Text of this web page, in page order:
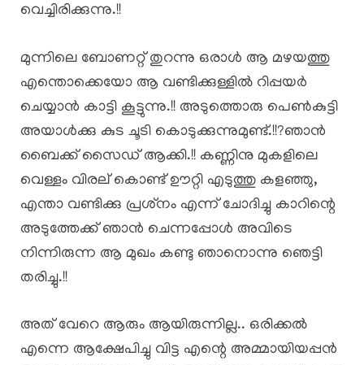
വെച്ചിരിക്കുന്നു.!!
മുന്നിലെ ബോണറ്റ് തുറന്നു ഒരാൾ ആ മഴയത്തു
എന്തൊക്കെയോ ആ വണ്ടിക്കുള്ളിൽ റിപ്പയർ
ചെയ്യാൻ കാട്ടി കൂട്ടുന്നു.!! അടുത്തൊരു പെൺകുട്ടി
അയാൾക്കു കുട ചൂടി കൊടുക്കുന്നുമുണ്ട്.!!?ഞാൻ
ബൈക്ക് സൈഡ് ആക്കി.!! കണ്ണിനു മുകളിലെ
വെള്ളം വിരല് കൊണ്ട് ഊറ്റി എടുത്തു കളഞ്ഞു,
എന്താ വണ്ടിക്കു പ്രശ്‌നം എന്ന് ചോദിച്ചു കാറിന്റെ
അടുത്തേക്ക് ഞാൻ ചെന്നപ്പോൾ അവിടെ
നിന്നിരുന്ന ആ മുഖം കണ്ടു ഞാനൊന്നു ഞെട്ടി
തരിച്ചു.!!
അത് വേറെ ആരും ആയിരുന്നില്ല.. ഒരിക്കൽ
എന്നെ ആക്ഷേപിച്ചു വിട്ട എന്റെ അമ്മായിയപ്പൻ